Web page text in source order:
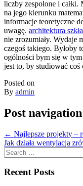
liczby zespolone i całki.
na jego kierunku
informacje teoretyczne
uwagę. architektura szkła
nie zrozumiały. Wydaje
czegoś takiego. Byłoby
ogólności bym się w tym
jest to, by studiować
Posted on
By admin
Post navigation
← Najlepsze projekty –
Jak działa wentylacja
Search
for:
Recent Posts